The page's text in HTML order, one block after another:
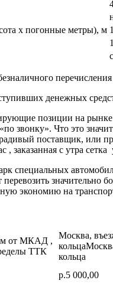
х погонные метры), м
денежных
позиции на рынке
звонку». Что это
поставщик,
, заказанная с утра
специальных
экономию на
от МКАД ,
ТТК
Москва,
кольца
р.5 000,00